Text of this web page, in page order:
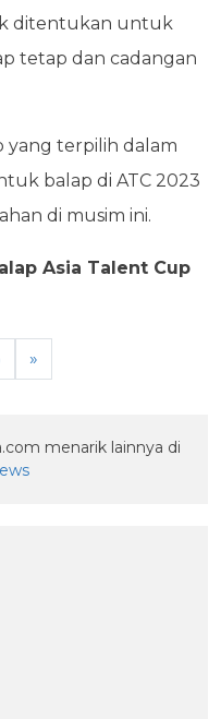
ditentukan untuk
tetap dan cadangan
yang terpilih dalam
balap di ATC 2023
di musim ini.
Asia Talent Cup
»
menarik lainnya di